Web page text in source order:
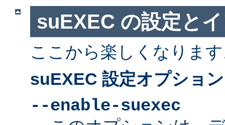
suEXEC の設定と
ここから楽しくなりま
suEXEC 設定オプション
--enable-suexec